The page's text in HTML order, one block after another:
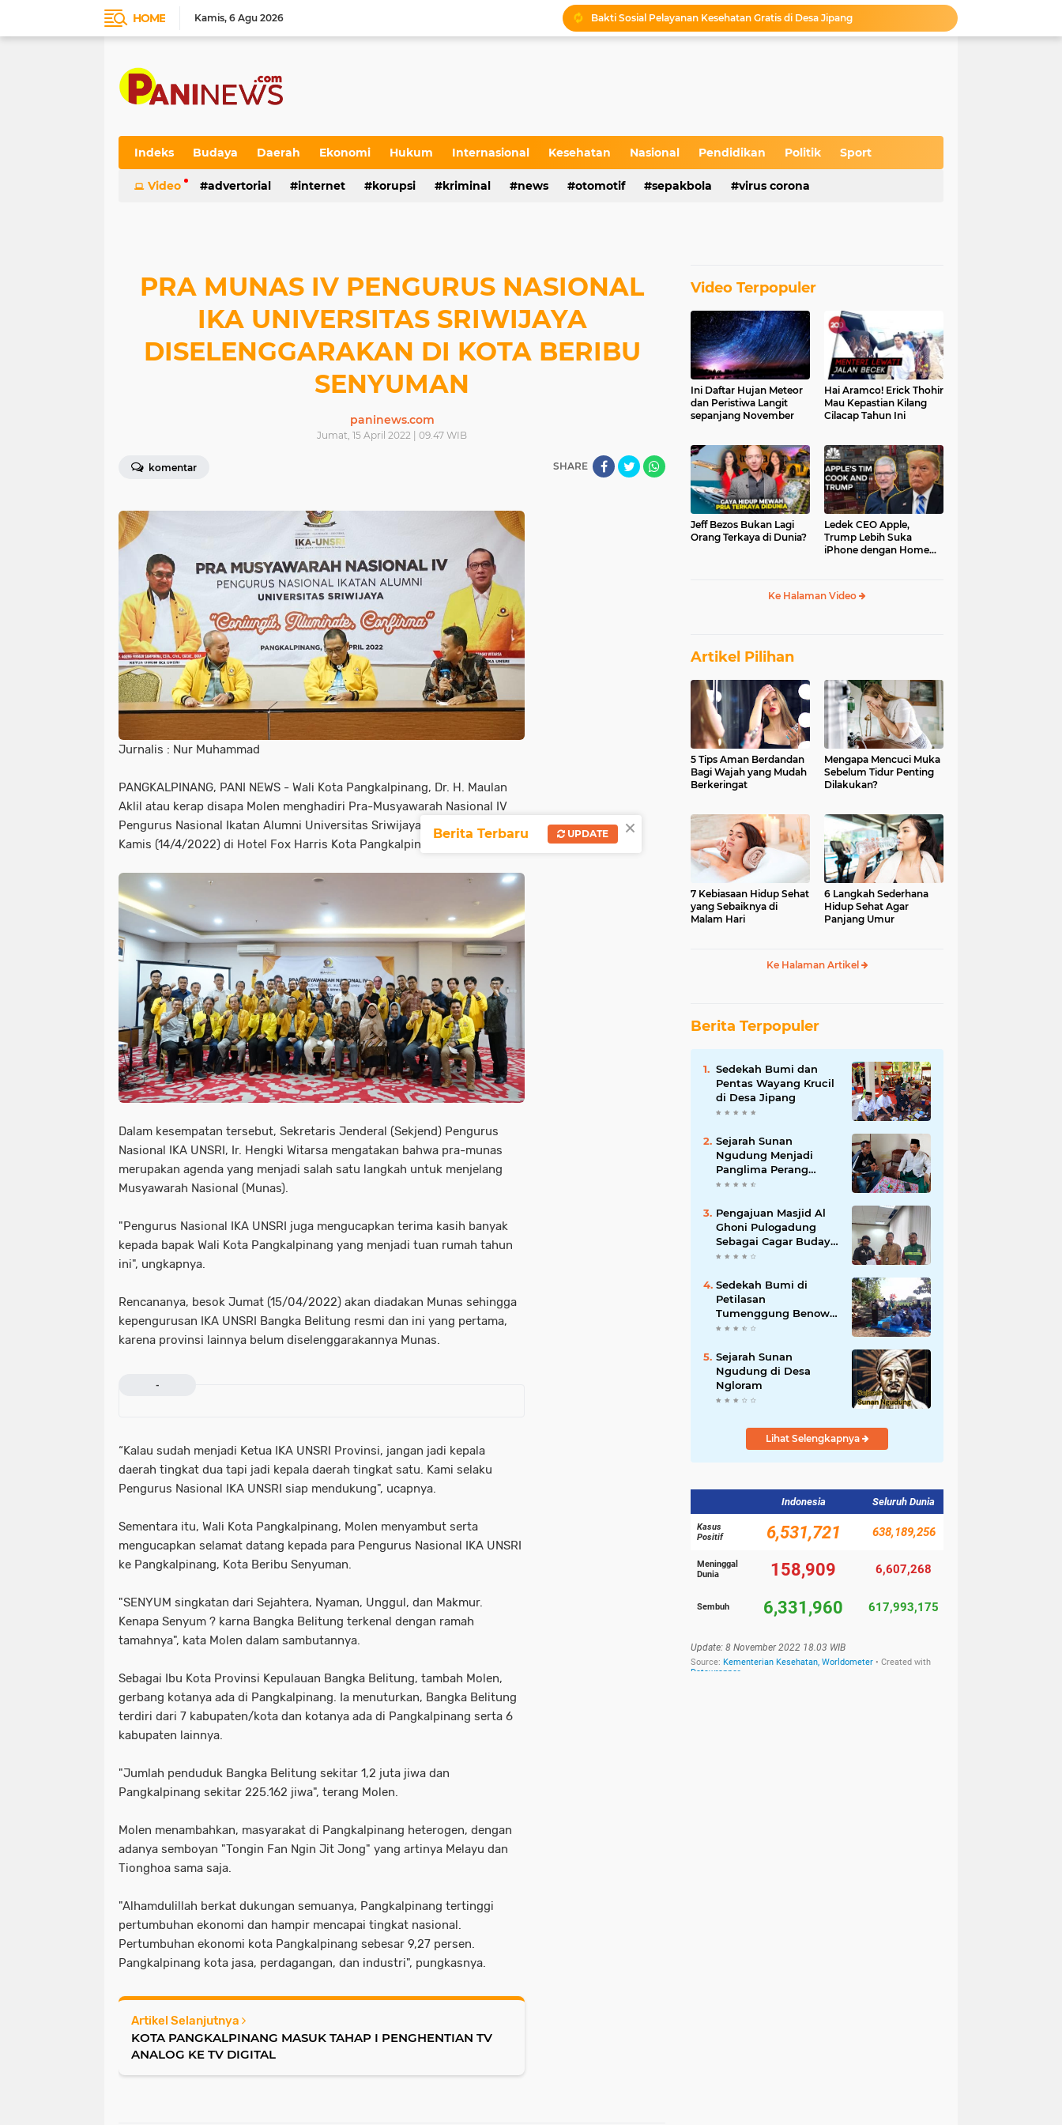
HOME Kamis 6 Agu 2026
Bakti Sosial Pelayanan Kesehatan Gratis di Desa Jipang
Sejarah Sunan Pojok di Kabupaten Blora
Sedekah Bumi dan Pentas Wayang Krucil di Desa Jipang
Sedekah Bumi di Petilasan Tumenggung Benowo Desa Panolan
Indeks Budaya Daerah Ekonomi Hukum Internasional Kesehatan Nasional Pendidikan Politik Sport
Video advertorial internet korupsi kriminal news otomotif sepakbola virus corona
PRA MUNAS IV PENGURUS NASIONAL
IKA UNIVERSITAS SRIWIJAYA
DISELENGGARAKAN DI KOTA BERIBU
SENYUMAN
paninews.com
Jumat, 15 April 2022 | 09.47 WIB
komentar SHARE
Jurnalis : Nur Muhammad
PANGKALPINANG, PANI NEWS - Wali Kota Pangkalpinang, Dr. H. Maulan
Aklil atau kerap disapa Molen menghadiri Pra-Musyawarah Nasional IV
Pengurus Nasional Ikatan Alumni Universitas Sriwijaya (IKA UNSRI),
Kamis (14/4/2022) di Hotel Fox Harris Kota Pangkalpinang.
Dalam kesempatan tersebut, Sekretaris Jenderal (Sekjend) Pengurus
Nasional IKA UNSRI, Ir. Hengki Witarsa mengatakan bahwa pra-munas
merupakan agenda yang menjadi salah satu langkah untuk menjelang
Musyawarah Nasional (Munas).
"Pengurus Nasional IKA UNSRI juga mengucapkan terima kasih banyak
kepada bapak Wali Kota Pangkalpinang yang menjadi tuan rumah tahun
ini", ungkapnya.
Rencananya, besok Jumat (15/04/2022) akan diadakan Munas sehingga
kepengurusan IKA UNSRI Bangka Belitung resmi dan ini yang pertama,
karena provinsi lainnya belum diselenggarakannya Munas.
-
“Kalau sudah menjadi Ketua IKA UNSRI Provinsi, jangan jadi kepala
daerah tingkat dua tapi jadi kepala daerah tingkat satu. Kami selaku
Pengurus Nasional IKA UNSRI siap mendukung", ucapnya.
Sementara itu, Wali Kota Pangkalpinang, Molen menyambut serta
mengucapkan selamat datang kepada para Pengurus Nasional IKA UNSRI
ke Pangkalpinang, Kota Beribu Senyuman.
"SENYUM singkatan dari Sejahtera, Nyaman, Unggul, dan Makmur.
Kenapa Senyum ? karna Bangka Belitung terkenal dengan ramah
tamahnya", kata Molen dalam sambutannya.
Sebagai Ibu Kota Provinsi Kepulauan Bangka Belitung, tambah Molen,
gerbang kotanya ada di Pangkalpinang. Ia menuturkan, Bangka Belitung
terdiri dari 7 kabupaten/kota dan kotanya ada di Pangkalpinang serta 6
kabupaten lainnya.
"Jumlah penduduk Bangka Belitung sekitar 1,2 juta jiwa dan
Pangkalpinang sekitar 225.162 jiwa", terang Molen.
Molen menambahkan, masyarakat di Pangkalpinang heterogen, dengan
adanya semboyan "Tongin Fan Ngin Jit Jong" yang artinya Melayu dan
Tionghoa sama saja.
"Alhamdulillah berkat dukungan semuanya, Pangkalpinang tertinggi
pertumbuhan ekonomi dan hampir mencapai tingkat nasional.
Pertumbuhan ekonomi kota Pangkalpinang sebesar 9,27 persen.
Pangkalpinang kota jasa, perdagangan, dan industri", pungkasnya.
Artikel Selanjutnya
KOTA PANGKALPINANG MASUK TAHAP I PENGHENTIAN TV
ANALOG KE TV DIGITAL
Video Terpopuler
Ini Daftar Hujan Meteor
dan Peristiwa Langit
sepanjang November
Hai Aramco! Erick Thohir
Mau Kepastian Kilang
Cilacap Tahun Ini
Jeff Bezos Bukan Lagi
Orang Terkaya di Dunia?
Ledek CEO Apple,
Trump Lebih Suka
iPhone dengan Home
Ke Halaman Video
Artikel Pilihan
5 Tips Aman Berdandan
Bagi Wajah yang Mudah
Berkeringat
Mengapa Mencuci Muka
Sebelum Tidur Penting
Dilakukan?
7 Kebiasaan Hidup Sehat
yang Sebaiknya di
Malam Hari
6 Langkah Sederhana
Hidup Sehat Agar
Panjang Umur
Ke Halaman Artikel
Berita Terpopuler
Sedekah Bumi dan
Pentas Wayang Krucil
di Desa Jipang
Sejarah Sunan
Ngudung Menjadi
Panglima Perang
Kerajaan Demak
Pengajuan Masjid Al
Ghoni Pulogadung
Sebagai Cagar Budaya
dan Objek Wisata
Jakarta Timur
Sedekah Bumi di
Petilasan
Tumenggung Benowo
Desa Panolan
Sejarah Sunan
Ngudung di Desa
Ngloram
Lihat Selengkapnya
×
Berita Terbaru UPDATE